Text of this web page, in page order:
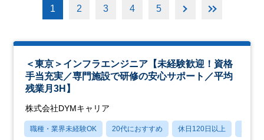
1 2 3 4 5
＜東京＞インフラエンジニア【未経験歓迎！資格
手当充実／専門施設で研修の安心サポート／平均
残業月3H】
株式会社DYMキャリア
職種・業界未経験OK 20代におすすめ 休日120日以上